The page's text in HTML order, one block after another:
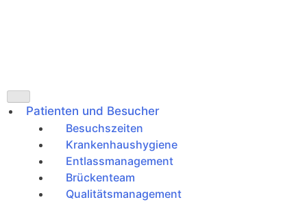
Patienten und Besucher
Besuchszeiten
Krankenhaushygiene
Entlassmanagement
Brückenteam
Qualitätsmanagement